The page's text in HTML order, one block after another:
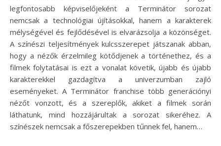
legfontosabb képviselőjeként a Terminátor sorozat
nemcsak a technológiai újításokkal, hanem a karakterek
mélységével és fejlődésével is elvarázsolja a közönséget.
A színészi teljesítmények kulcsszerepet játszanak abban,
hogy a nézők érzelmileg kötődjenek a történethez, és a
filmek folytatásai is ezt a vonalat követik, újabb és újabb
karakterekkel gazdagítva a univerzumban zajló
eseményeket. A Terminátor franchise több generációnyi
nézőt vonzott, és a szereplők, akiket a filmek során
láthatunk, mind hozzájárultak a sorozat sikeréhez. A
színészek nemcsak a főszerepekben tűnnek fel, hanem…